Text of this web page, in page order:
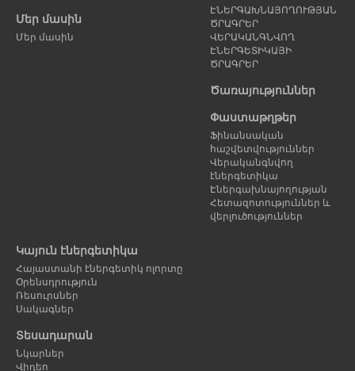
Մեր մասին
Մեր մասին
ԷՆԵՐԳԱԽՆԱՅՈՂՈՒԹՅԱՆ
ԾՐԱԳՐԵՐ
ՎԵՐԱԿԱՆԳՆՎՈՂ
ԷՆԵՐԳԵՏԻԿԱՅԻ
ԾՐԱԳՐԵՐ
Ծառայություններ
Փաստաթղթեր
Ֆինանսական
հաշվետվություններ
Վերականգնվող
էներգետիկա
Էներգախնայողության
Հետազոտություններ և
վերլուծություններ
Կայուն էներգետիկա
Հայաստանի էներգետիկ ոլորտը
Օրենսդրություն
Ռեսուրսներ
Սակագներ
Տեսադարան
Նկարներ
Վիդեո